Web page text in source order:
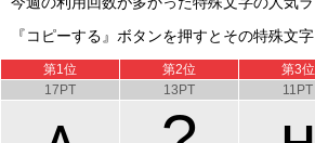
『コピーする』ボタンを押すとその特殊文
第1位
17PT
第2位
13PT
第3位
11PT